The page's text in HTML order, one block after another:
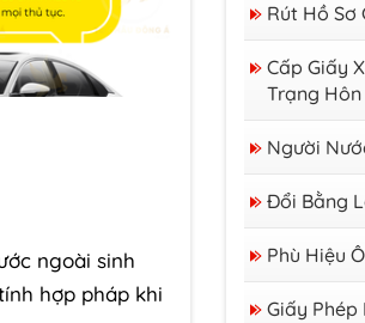
ngoài sinh
hợp pháp khi
Rút Hồ Sơ
Cấp Giấy
Trạng
Người
Thị Thực
Thẻ
Giấy
Đổi Bằng
Phù Hiệu
Giấy Phép